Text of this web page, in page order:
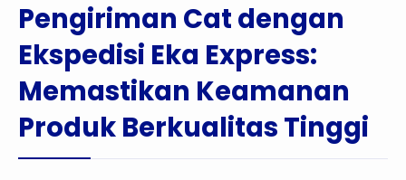
Pengiriman Cat dengan
Ekspedisi Eka Express:
Memastikan Keamanan
Produk Berkualitas Tinggi